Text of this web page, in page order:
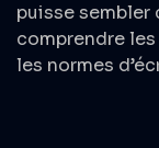
puisse
comprendre
les normes